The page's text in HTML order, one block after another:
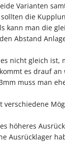
Varianten
die
kann man die
Abstand
nicht gleich ist,
es drauf an
muss man
verschiedene
höheres
Ausrücklager